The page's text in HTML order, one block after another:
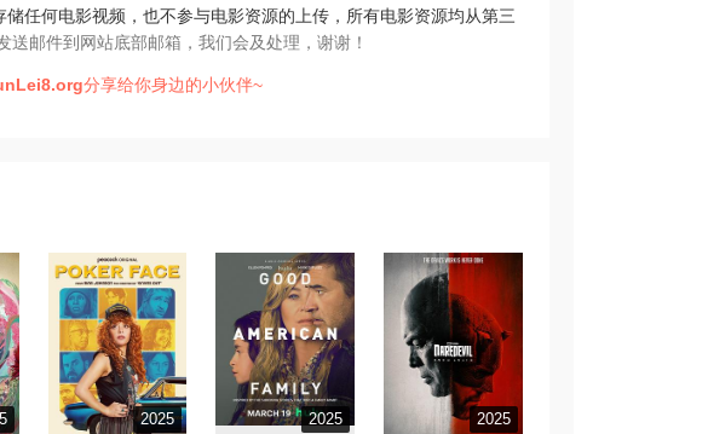
任何电影视频，也不参与电影资源的上传，所有电影资源均从第三
邮件到网站底部邮箱，我们会及处理，谢谢！
分享给你身边的小伙伴~
2025 2025 2025